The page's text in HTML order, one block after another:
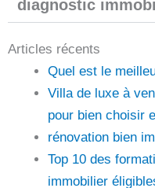
diagnostic
Articles récents
Quel est le
Villa de luxe à
pour bien choisir
rénovation bien
Top 10 des
immobilier